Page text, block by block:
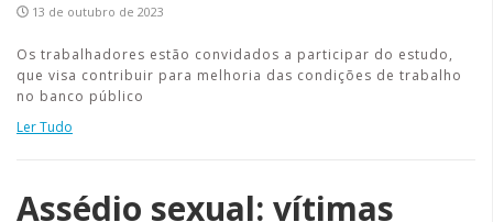
13 de outubro de 2023
Os trabalhadores estão convidados a participar do estudo,
que visa contribuir para melhoria das condições de trabalho
no banco público
Ler Tudo
Assédio sexual: vítimas